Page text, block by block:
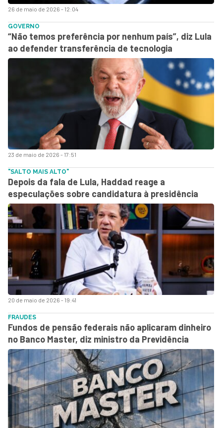
26 de maio de 2026 - 12:04
23 de maio de 2026 - 17:51
GOVERNO
“Não temos preferência por nenhum país”, diz Lula
ao defender transferência de tecnologia
20 de maio de 2026 - 19:41
"SALTO MAIS ALTO"
Depois da fala de Lula, Haddad reage a
especulações sobre candidatura à presidência
FRAUDES
Fundos de pensão federais não aplicaram dinheiro
no Banco Master, diz ministro da Previdência